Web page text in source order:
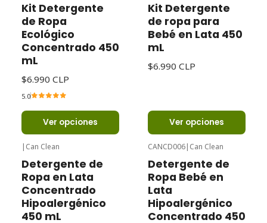
Kit Detergente
de Ropa
Ecológico
Concentrado 450
mL
$6.990 CLP
5.0
Ver opciones
Kit Detergente
de ropa para
Bebé en Lata 450
mL
$6.990 CLP
Ver opciones
| Can Clean
Detergente de
Ropa en Lata
Concentrado
Hipoalergénico
450 mL
CANCD006| Can Clean
Detergente de
Ropa Bebé en
Lata
Hipoalergénico
Concentrado 450